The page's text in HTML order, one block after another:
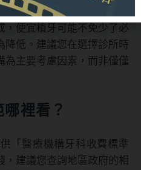
，便宜植牙可能不免少了必
降低。建議您在選擇診所時
為主要考慮因素，而非僅僅
裡看？
「醫療機構牙科收費標準
建議您查詢地區政府的相